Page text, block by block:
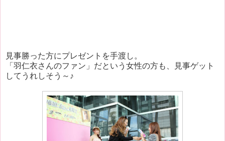
見事勝った方にプレゼントを手渡し。
「羽仁衣さんのファン」だという女性の方も、見事ゲット
してうれしそう～♪